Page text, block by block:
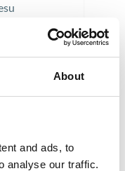
About
and ads, to
analyse our traffic.
generowania,